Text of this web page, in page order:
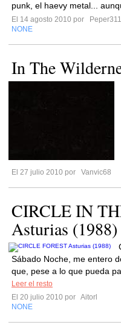
punk, el haevy metal...
El 14 agosto 2010 por
NONE
In The
El 27 julio 2010 por
Vanvic68
CIRCLE IN
Asturias (1988)
Sábado Noche, me entero
que, pese a lo que pueda
Leer el resto
El 20 julio 2010 por Aitorl
NONE